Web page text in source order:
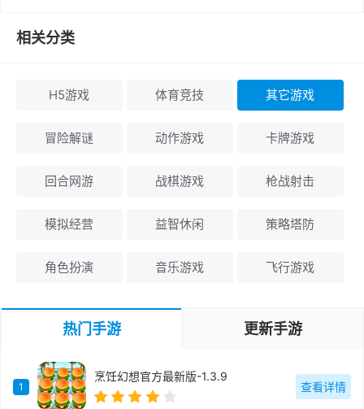
相关分类
H5游戏 体育竞技 其它游戏
冒险解谜 动作游戏 卡牌游戏
回合网游 战棋游戏 枪战射击
模拟经营 益智休闲 策略塔防
角色扮演 音乐游戏 飞行游戏
热门手游 更新手游
1
烹饪幻想官方最新版-1.3.9
查看详情